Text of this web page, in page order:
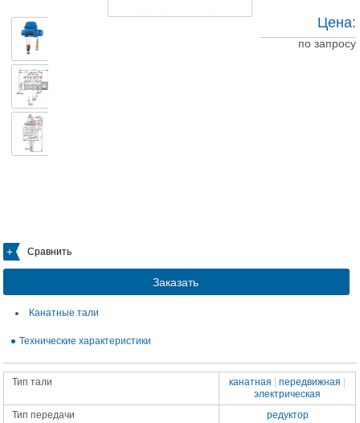
Сравнить
Заказать
Цена:
по запросу
Канатные тали
Технические характеристики
Тип тали канатная |передвижная
электрическая
Тип передачи
редуктор